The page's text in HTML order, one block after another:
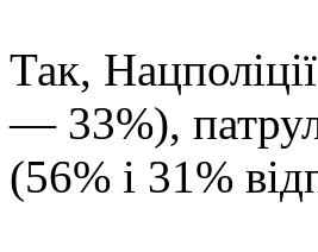
Так,
— 33%),
(56% і 31%